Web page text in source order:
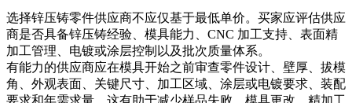
选择锌压铸零件供应商不应仅基于最低单价。买家应评估供应
商是否具备锌压铸经验、模具能力、CNC 加工支持、表面精
加工管理、电镀或涂层控制以及批次质量体系。
有能力的供应商应在模具开始之前审查零件设计、壁厚、拔模
角、外观表面、关键尺寸、加工区域、涂层或电镀要求、装配
要求和年需求量。这有助于减少样品失败、模具更改、精加工